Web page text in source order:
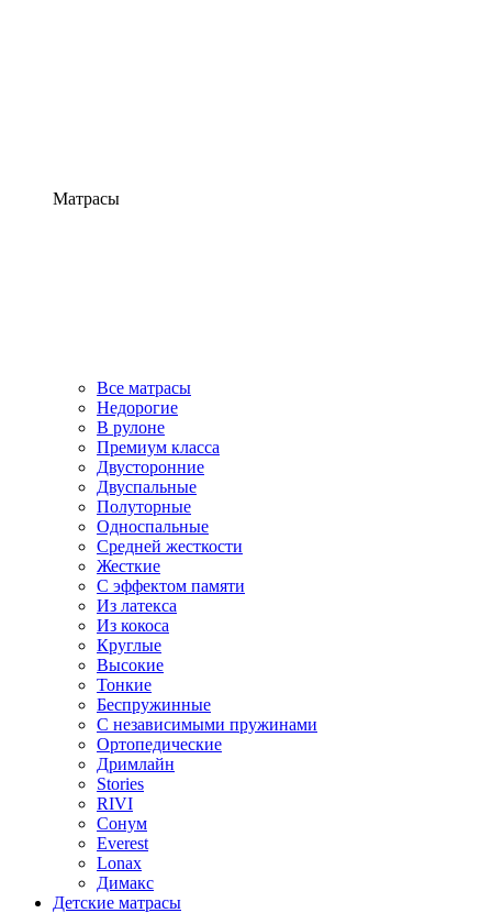
Матрасы
Все матрасы
Недорогие
В рулоне
Премиум класса
Двусторонние
Двуспальные
Полуторные
Односпальные
Средней жесткости
Жесткие
С эффектом памяти
Из латекса
Из кокоса
Круглые
Высокие
Тонкие
Беспружинные
С независимыми пружинами
Ортопедические
Дримлайн
Stories
RIVI
Сонум
Everest
Lonax
Димакс
Детские матрасы